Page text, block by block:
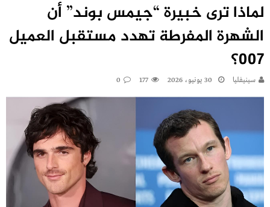
لماذا ترى خبيرة “جيمس بوند” أن
الشهرة المفرطة تهدد مستقبل العميل
007؟
سينيفليا 30 يونيو، 2026 177
0